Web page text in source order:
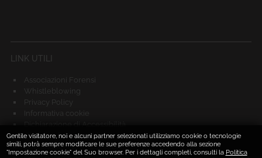
LINK UTILI
Associazioni Forensi
Whistleblowing
Privacy Policy
Informativa cookie
Dichiarazione di Accessibilità
Obiettivi di Accessibilità
Segnalazioni di inaccessibilità
Gentile visitatore, noi e alcuni partner selezionati utilizziamo cookie o tecnologie
simili, potrà sempre modificare le sue preferenze accedendo alla sezione
"Impostazione cookie" del Suo browser. Per i dettagli completi, consulti la Politica